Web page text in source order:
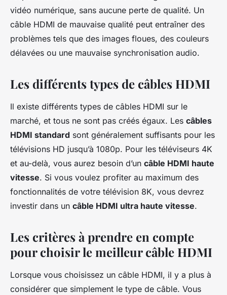
vidéo numérique, sans aucune perte de qualité. Un
câble HDMI de mauvaise qualité peut entraîner des
problèmes tels que des images floues, des couleurs
délavées ou une mauvaise synchronisation audio.
Les différents types de câbles HDMI
Il existe différents types de câbles HDMI sur le
marché, et tous ne sont pas créés égaux. Les câbles
HDMI standard sont généralement suffisants pour les
télévisions HD jusqu’à 1080p. Pour les téléviseurs 4K
et au-delà, vous aurez besoin d’un câble HDMI haute
vitesse. Si vous voulez profiter au maximum des
fonctionnalités de votre télévision 8K, vous devrez
investir dans un câble HDMI ultra haute vitesse.
Les critères à prendre en compte
pour choisir le meilleur câble HDMI
Lorsque vous choisissez un câble HDMI, il y a plus à
considérer que simplement le type de câble. Vous